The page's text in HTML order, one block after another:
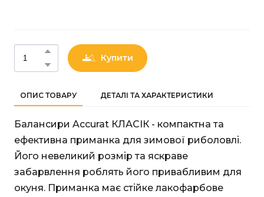
Купити
ОПИС ТОВАРУ ДЕТАЛІ ТА ХАРАКТЕРИСТИКИ
Балансири Accurat КЛАСІК - компактна та
ефективна приманка для зимової риболовлі.
Його невеликий розмір та яскраве
забарвлення роблять його привабливим для
окуня. Приманка має стійке лакофарбове